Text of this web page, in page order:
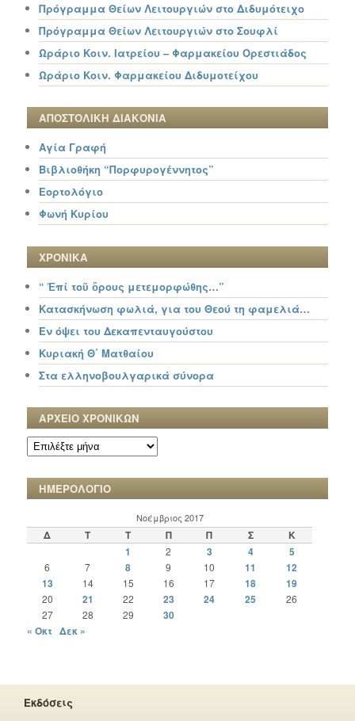
Πρόγραμμα Θείων Λειτουργιών στο Διδυμότειχο
Πρόγραμμα Θείων Λειτουργιών στο Σουφλί
Ωράριο Κοιν. Ιατρείου – Φαρμακείου Ορεστιάδος
Ωράριο Κοιν. Φαρμακείου Διδυμοτείχου
ΑΠΟΣΤΟΛΙΚΗ ΔΙΑΚΟΝΙΑ
Αγία Γραφή
Βιβλιοθήκη “Πορφυρογέννητος”
Εορτολόγιο
Φωνή Κυρίου
ΧΡΟΝΙΚΑ
“ Ἐπί τοῦ ὄρους μετεμορφώθης…”
Κατασκήνωση φωλιά, για του Θεού τη φαμελιά…
Εν όψει του Δεκαπενταυγούστου
Κυριακή Θ΄ Ματθαίου
Στα ελληνοβουλγαρικά σύνορα
ΑΡΧΕΙΟ ΧΡΟΝΙΚΩΝ
ΑΡΧΕΙΟ
ΧΡΟΝΙΚΩΝ
ΗΜΕΡΟΛΟΓΙΟ
Νοέμβριος 2017
Δ Τ Τ Π Π Σ
Κ
1
2 3 4 5
6 7 8 9 10 11
12
13
14 15 16 17 18 19
20 21 22 23 24 25
26
27
28 29
30
« Οκτ Δεκ »
Εκδόσεις